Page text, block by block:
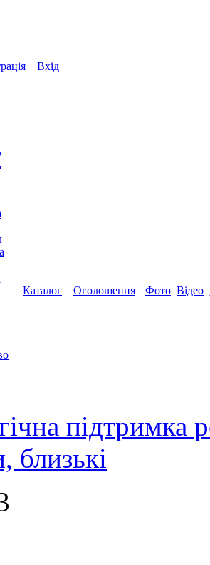
Вхід
Каталог Оголошення Фото Відео
підтримка
близькі